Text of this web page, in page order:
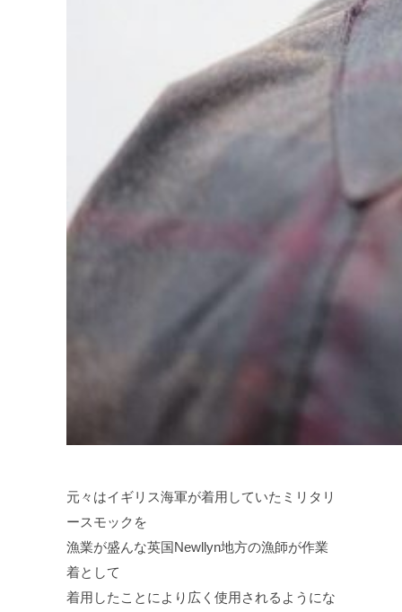
元々はイギリス海軍が着用していたミリタリ
ースモックを
漁業が盛んな英国Newllyn地方の漁師が作業
着として
着用したことにより広く使用されるようにな